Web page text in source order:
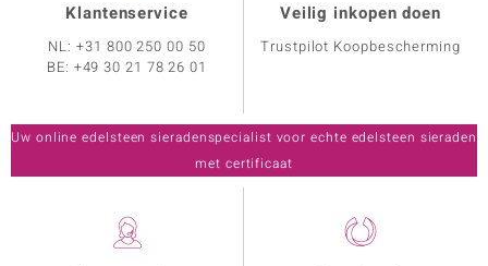
Klantenservice
NL:+31 800 250 00 50
BE: +49 30 21 78 26 01
Veilig inkopen doen
Trustpilot Koopbescherming
Uw online edelsteen sieradenspecialist voor echte edelsteen sieraden
met certificaat